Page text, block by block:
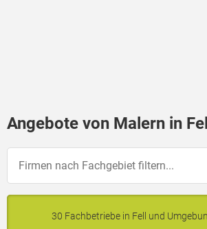
Angebote von Malern in
30 Fachbetriebe in Fell und